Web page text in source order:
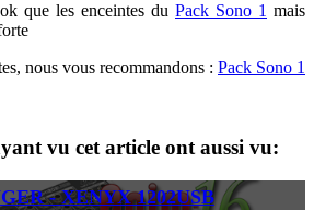
que les enceintes du Pack Sono 1 mais
nous vous recommandons : Pack Sono 1
vu cet article ont aussi vu:
- XENYX 1202USB